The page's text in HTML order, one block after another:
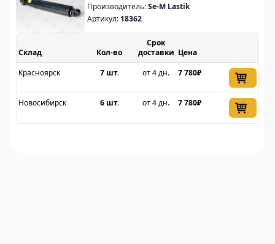
Производитель:Se-M Lastik
Артикул: 18362
Склад
Срок
доставки Цена
Красноярск
7 шт. от 4 дн. 7 780₽
Новосибирск 6 шт. от 4 дн. 7 780₽